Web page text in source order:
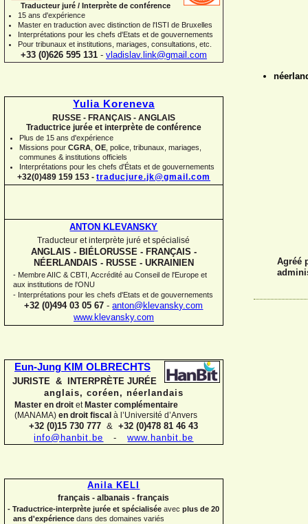
Traducteur juré / Interprète de conférence
15 ans d'expérience
Master en traduction avec distinction de l'ISTI de Bruxelles
Interprétations pour les chefs d'Etats et de gouvernements
Pour tribunaux et institutions , mariages, consultations, etc.
+33 (0)626 595 131 - vladislav.link@gmail.com
Yulia Koreneva
RUSSE - FRANÇAIS - ANGLAIS
Traductrice jurée et interprète de conférence
Plus de 15 ans d'expérience
Missions pour CGRA OE police, tribunaux, mariages,
communes & institutions officiels
Interprétations pour les chefs d'États et de gouvernements
+32(0)489 159 153 - traducjure.jk@gmail.com
ANTON KLEVANSKY
Traducteur et interprète juré et spécialisé
ANGLAIS - BIÉLORUSSE - FRANÇAIS -
NÉERLANDAIS - RUSSE - UKRAINIEN
- Membre AIIC & CBTI, Accrédité au Conseil de l'Europe et
aux institutions de l'ONU
- Interprétations pour les chefs d'Etats et de gouvernements
+32 (0)494 03 05 67 - anton@klevansky.com
www.klevansky.com
Eun-Jung KIM OLBRECHTS
JURISTE & INTERPRÈTE JURÉE
anglais, coréen, néerlandais
Master en droit etMaster complémentaire
(MANAMA) en droit fiscal à l’Université d’Anvers
+32 (0)15 730 777 &+32 (0)478 81 46 43
info@hanbit.be - www.hanbit.be
Anila KELI
français - albanais - français
- Traductrice-interprète jurée et spécialisée avec plus de 20
ans d'expérience dans des domaines variés
Agréé